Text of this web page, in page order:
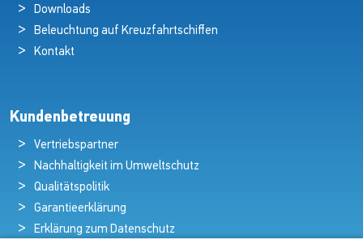
Downloads
Beleuchtung auf Kreuzfahrtschiffen
Kontakt
Kundenbetreuung
Vertriebspartner
Nachhaltigkeit im Umweltschutz
Qualitätspolitik
Garantieerklärung
Erklärung zum Datenschutz